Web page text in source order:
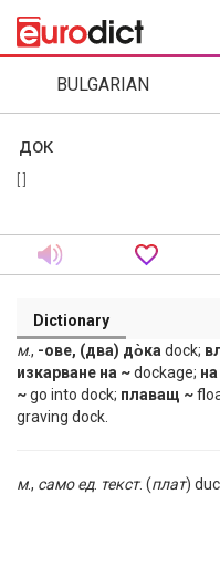
BULGARIAN
Dictionary
м., -ове, (два) до̀ка dock;
изкарване на ~dockage;
~go into dock; плаващ ~
graving dock.
м., само ед. текст. (плат)